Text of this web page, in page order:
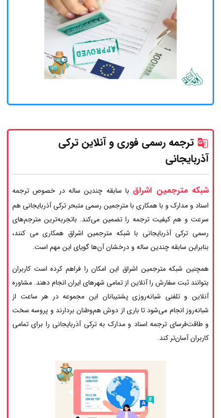
ترجمه رسمی فوری و آنلاین ترکی
آذربایجانی
شبکه مترجمین اشراق با سابقه چندین ساله در خصوص ترجمه
اسناد و مدارک و با همکاری با مترجمین رسمی متبحر ترکی آذربایجانی هم
سرعت و هم کیفیت ترجمه را تضمین می‌کند. باتجربه‌ترین مترجم‌های
رسمی ترکی آذربایجانی با شبکه مترجمین اشراق همکاری می کنند،
بنابراین سابقه چندین ساله و درخشان آن‌ها گویای این مهم است.
همچنین شبکه مترجمین اشراق این امکان را فراهم کرده است کاربران
بتوانند ثبت سفارش را آنلاین از تمامی شهرهای ایران انجام دهند. مشاوره
آنلاین و تلفنی شبانه‌روزی پشتیبانان این مجموعه در هر ساعت از
شبانه‌روز انجام می‌شود تا باری از دوش هم‌وطنان بردارند و پروسه سخت
و طاقت‌فرسای ترجمه اسناد و مدارک به ترکی آذربایجانی را برای تمامی
کاربران آسان‌تر کند.